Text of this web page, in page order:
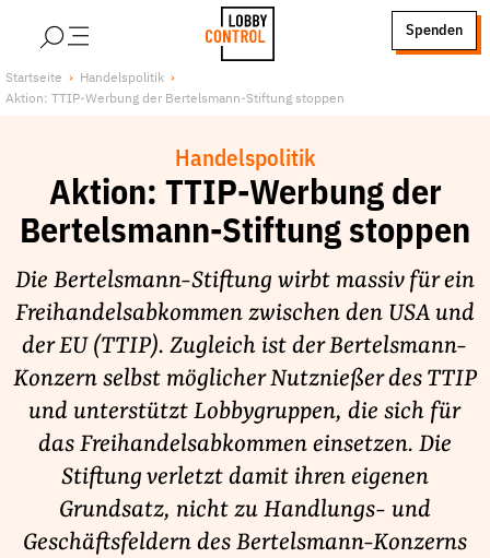
StartSeite
Spenden
Über uns
Finanzierung
Jobs
Lobbykritische Stadtführungen
Unsere Schwerpunkte
Lobbykontrolle und Regeln
Spenden & Fördern
Fördermitglied werden
Jetzt Spenden
Startseite
Handelspolitik
Aktion: TTIP-Werbung der Bertelsmann-Stiftung stoppen
Handelspolitik
Aktion: TTIP-Werbung der
Bertelsmann-Stiftung stoppen
Die Bertelsmann-Stiftung wirbt massiv für ein
Freihandelsabkommen zwischen den USA und
der EU (TTIP). Zugleich ist der Bertelsmann-
Konzern selbst möglicher Nutznießer des TTIP
und unterstützt Lobbygruppen, die sich für
das Freihandelsabkommen einsetzen. Die
Stiftung verletzt damit ihren eigenen
Grundsatz, nicht zu Handlungs- und
Geschäftsfeldern des Bertelsmann-Konzerns